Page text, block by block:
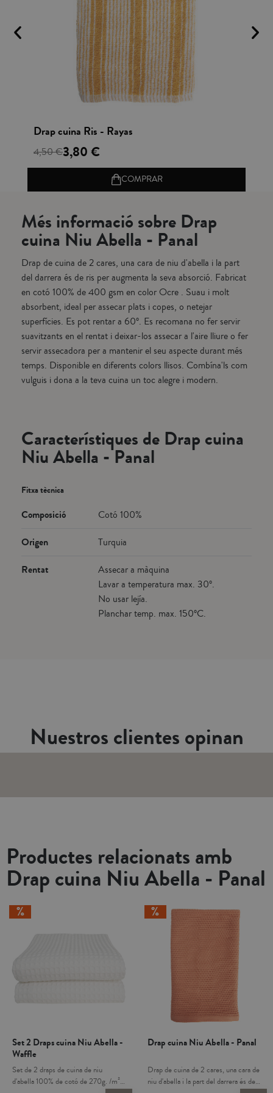
Vista rápida
Drap cuina Ris - Rayas
4,50 €3,80 €
COMPRAR
Més informació sobre Drap
cuina Niu Abella - Panal
Drap de cuina de 2 cares, una cara de niu d'abella i la part
del darrera és de ris per augmenta la seva absorció. Fabricat
en cotó 100% de 400 gsm en color Ocre . Suau i molt
absorbent, ideal per assecar plats i copes, o netejar
superfícies. Es pot rentar a 60º. Es recomana no fer servir
suavitzants en el rentat i deixar-los assecar a l'aire lliure o fer
servir assecadora per a mantenir el seu aspecte durant més
temps. Disponible en diferents colors llisos. Combína'ls com
vulguis i dona a la teva cuina un toc alegre i modern.
Característiques de Drap cuina
Niu Abella - Panal
Fitxa tècnica
Composició Cotó 100%
Origen Turquia
Rentat
Assecar a màquina
Lavar a temperatura max. 30º.
No usar lejía.
Planchar temp. max. 150ºC.
Nuestros clientes opinan
Productes relacionats amb
Drap cuina Niu Abella - Panal
Set 2 Draps cuina Niu Abella -
Waffle
Set de 2 draps de cuina de niu
d'abella 100% de cotó de 270g. /m² .
Drap cuina Niu Abella - Panal
Drap de cuina de 2 cares, una cara de
niu d'abella i la part del darrera és de